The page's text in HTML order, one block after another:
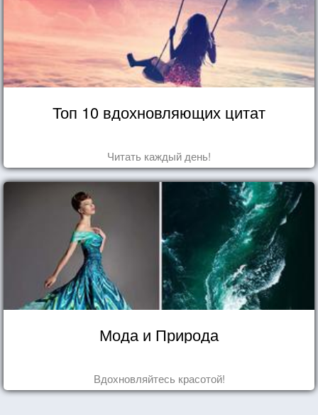
Топ 10 вдохновляющих цитат
Читать каждый день!
Мода и Природа
Вдохновляйтесь красотой!